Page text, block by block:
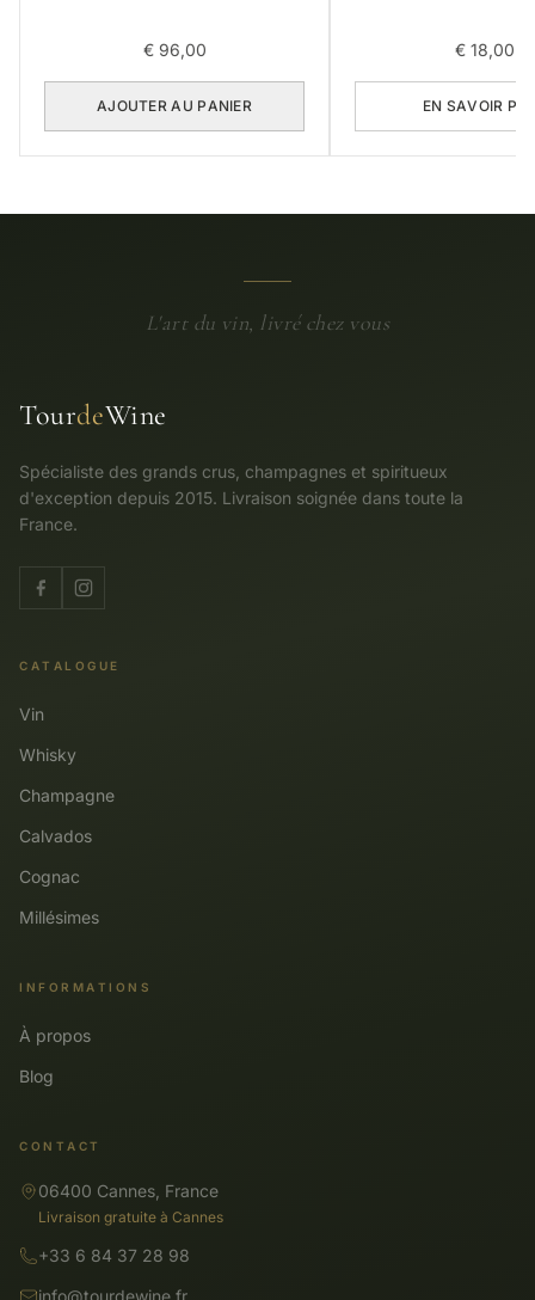
€96,00
AJOUTER AU PANIER
€ 18,00
EN SAVOIR
L'art du vin, livré chez vous
TourdeWine
Spécialiste des grands crus, champagnes et spiritueux
d'exception depuis 2015. Livraison soignée dans toute la
France.
CATALOGUE
Vin
Whisky
Champagne
Calvados
Cognac
Millésimes
INFORMATIONS
À propos
Blog
CONTACT
06400 Cannes, France
Livraison gratuite à Cannes
+33 6 84 37 28 98
info@tourdewine.fr